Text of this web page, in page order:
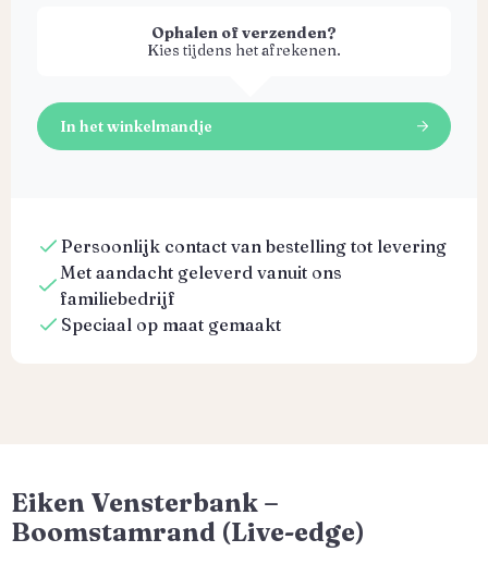
Ophalen of verzenden?
Kies tijdens het afrekenen.
In het winkelmandje
Persoonlijk contact van bestelling tot levering
Met aandacht geleverd vanuit ons
familiebedrijf
Speciaal op maat gemaakt
Eiken Vensterbank –
Boomstamrand (Live-edge)